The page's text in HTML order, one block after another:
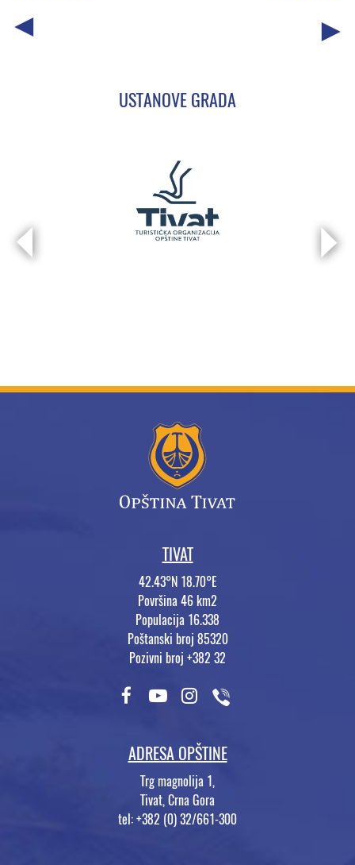
USTANOVE GRADA
TIVAT
42.43°N 18.70°E
Površina 46 km2
Populacija 16.338
Poštanski broj 85320
Pozivni broj +382 32
ADRESA OPŠTINE
Trg magnolija 1,
Tivat, Crna Gora
tel: +382 (0) 32/661-300